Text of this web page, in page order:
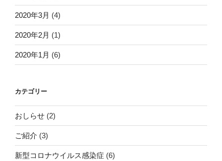
2020年3月 (4)
2020年2月 (1)
2020年1月 (6)
カテゴリー
おしらせ (2)
ご紹介 (3)
新型コロナウイルス感染症 (6)